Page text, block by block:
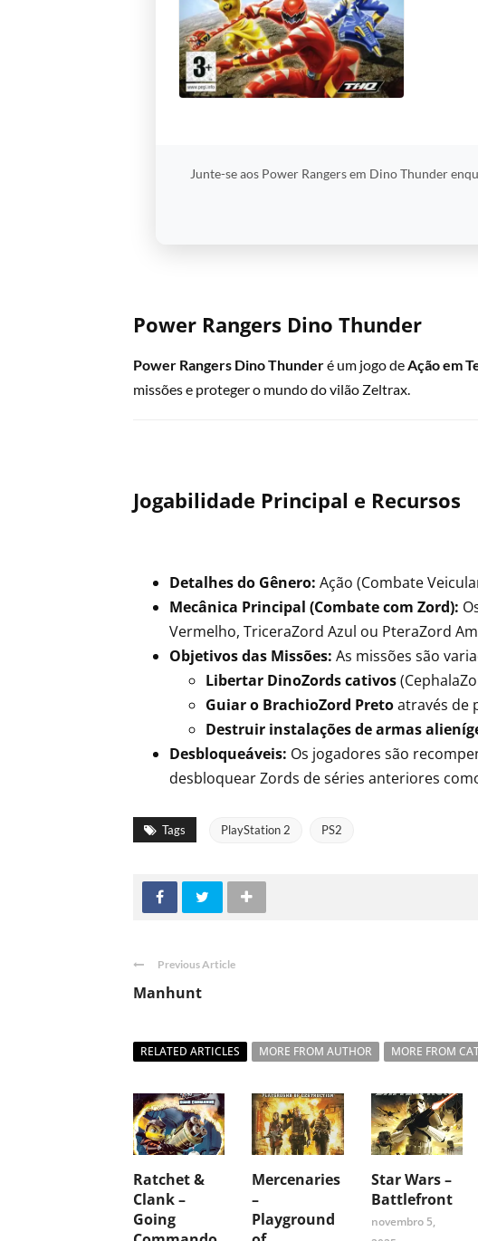
Junte-se aos Power Rangers em Dino Thunder
Power Rangers Dino Thunder
Power Rangers Dino Thunderé um jogo deAção em
missões e proteger o mundo do vilão Zeltrax.
Jogabilidade Principal e Recursos
Detalhes do Gênero: Ação (Combate
Mecânica Principal (Combate com Zord):
Vermelho, TriceraZord Azul ou PteraZord
Objetivos das Missões: As missões são
Libertar DinoZords cativos
Guiar o BrachioZord Pretoatravés de
Destruir instalações de armas
Desbloqueáveis: Os jogadores são
desbloquear Zords de séries anteriores
Tags PlayStation 2 PS2
Previous Article
Manhunt
RELATED ARTICLES MORE FROM AUTHOR MORE FROM
Ratchet &
Clank –
Going
Mercenaries
–
Playground
Star Wars –
Battlefront
novembro 5,